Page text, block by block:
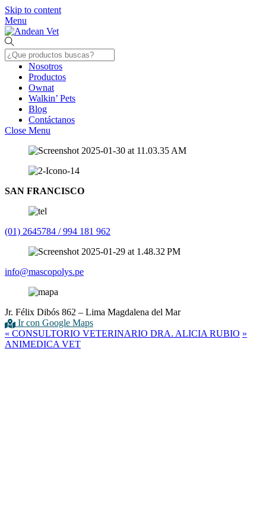
Skip to content
Menu
Nosotros
Productos
Ownat
Walkin’ Pets
Blog
Contáctanos
Close Menu
SAN FRANCISCO
(01) 2645784 / 994 181 962
info@mascopolys.pe
Jr. Félix Dibós 862 – Lima Magdalena del Mar
Ir con Google Maps
« CONSULTORIO VETERINARIO DRA. ALICIA RUBIO »
ANIMEDICA VET